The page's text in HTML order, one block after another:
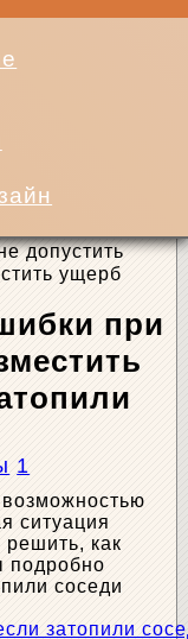
допустить
ущерб
при
1
ситуация
решить, как
подробно
соседи